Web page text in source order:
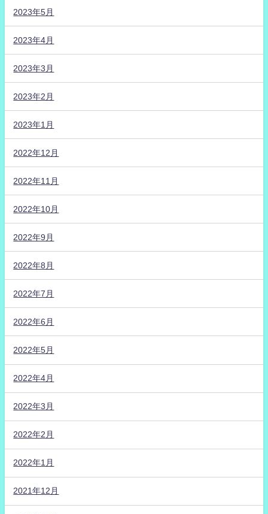
2023年5月
2023年4月
2023年3月
2023年2月
2023年1月
2022年12月
2022年11月
2022年10月
2022年9月
2022年8月
2022年7月
2022年6月
2022年5月
2022年4月
2022年3月
2022年2月
2022年1月
2021年12月